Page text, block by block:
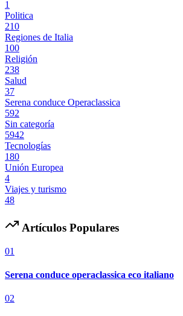
1
Politica
210
Regiones de Italia
100
Religión
238
Salud
37
Serena conduce Operaclassica
592
Sin categoría
5942
Tecnologías
180
Unión Europea
4
Viajes y turismo
48
Artículos Populares
01
Serena conduce operaclassica eco italiano
02